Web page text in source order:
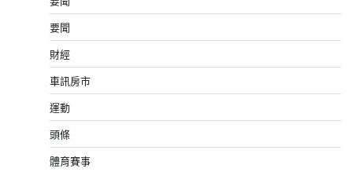
要聞
財經
車訊房市
運動
頭條
體育賽事